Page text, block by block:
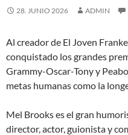
28. JUNIO 2026 ADMIN
Al creador de El Joven
conquistado los grandes
Grammy-Oscar-Tony y
metas humanas como la
Mel Brooks es el gran
director, actor, guionista y